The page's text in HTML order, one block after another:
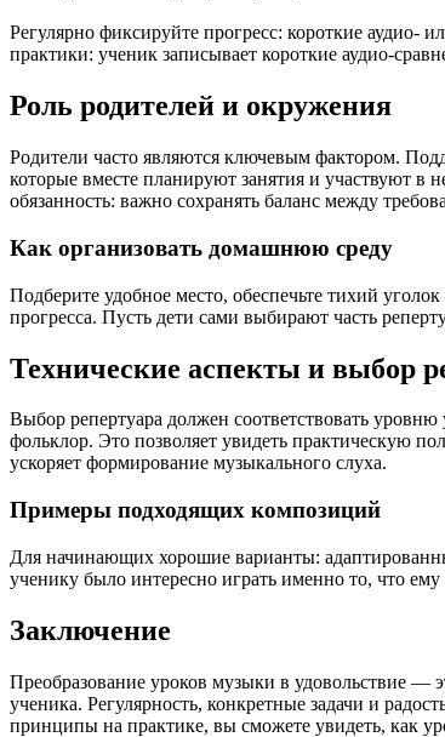
Регулярно фиксируйте прогресс: короткие
практики: ученик записывает короткие аудио-
Роль родителей и окружения
Родители часто являются ключевым фактором.
которые вместе планируют занятия и участвуют в
обязанность: важно сохранять баланс между
Как организовать домашнюю среду
Подберите удобное место, обеспечьте тихий
прогресса. Пусть дети сами выбирают часть
Технические аспекты и выбор
Выбор репертуара должен соответствовать
фольклор. Это позволяет увидеть практическую
ускоряет формирование музыкального слуха.
Примеры подходящих композиций
Для начинающих хорошие варианты:
ученику было интересно играть именно то, что
Заключение
Преобразование уроков музыки в удовольствие —
ученика. Регулярность, конкретные задачи и
принципы на практике, вы сможете увидеть, как